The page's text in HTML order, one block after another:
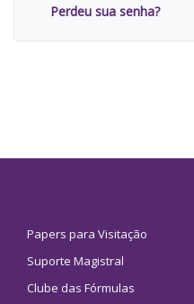
Perdeu sua senha?
Papers para Visitação
Suporte Magistral
Clube das Fórmulas